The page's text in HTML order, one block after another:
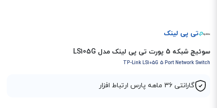
تی پی لینک
سوئیچ شبکه 5 پورت تی پی لینک مدل LS105G
TP-Link LS105G 5 Port Network Switch
گارانتی 36 ماهه پارس ارتباط افزار